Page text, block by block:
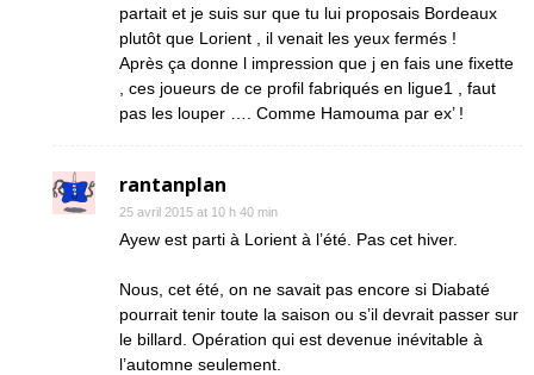
partait et je suis sur que tu lui proposais Bordeaux
plutôt que Lorient , il venait les yeux fermés !
Après ça donne l impression que j en fais une fixette
, ces joueurs de ce profil fabriqués en ligue1 , faut
pas les louper …. Comme Hamouma par ex’ !
rantanplan
25 avril 2015 at 10 h 40 min
Ayew est parti à Lorient à l’été. Pas cet hiver.
Nous, cet été, on ne savait pas encore si Diabaté
pourrait tenir toute la saison ou s’il devrait passer sur
le billard. Opération qui est devenue inévitable à
l’automne seulement.